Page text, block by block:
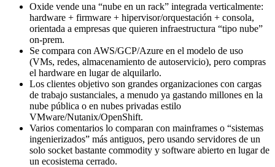
Oxide vende una “nube en un rack” integrada verticalmente:
hardware + firmware + hipervisor/orquestación + consola,
orientada a empresas que quieren infraestructura “tipo nube”
on‑prem.
Se compara con AWS/GCP/Azure en el modelo de uso
(VMs, redes, almacenamiento de autoservicio), pero compras
el hardware en lugar de alquilarlo.
Los clientes objetivo son grandes organizaciones con cargas
de trabajo sustanciales, a menudo ya gastando millones en la
nube pública o en nubes privadas estilo
VMware/Nutanix/OpenShift.
Varios comentarios lo comparan con mainframes o “sistemas
ingenierizados” más antiguos, pero usando servidores de un
solo socket bastante commodity y software abierto en lugar de
un ecosistema cerrado.